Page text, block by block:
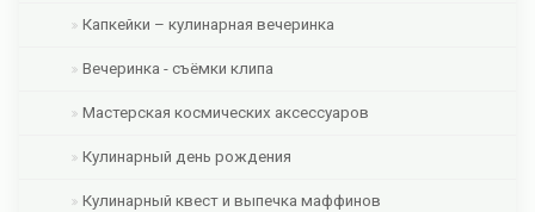
Капкейки – кулинарная вечеринка
Вечеринка - съёмки клипа
Мастерская космических аксессуаров
Кулинарный день рождения
Кулинарный квест и выпечка маффинов